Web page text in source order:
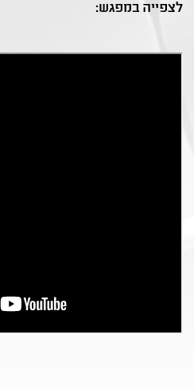
לצפייה במפגש: